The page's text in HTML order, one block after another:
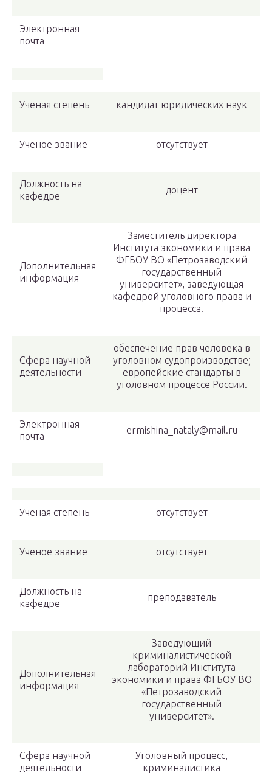
Электронная
почта
Ученая степень кандидат юридических наук
Ученое звание отсутствует
Должность на
кафедре
доцент
Дополнительная
информация
Заместитель директора
Института экономики и права
ФГБОУ ВО «Петрозаводский
государственный
университет», заведующая
кафедрой уголовного права и
процесса.
Сфера научной
деятельности
обеспечение прав человека в
уголовном судопроизводстве;
европейские стандарты в
уголовном процессе России.
Электронная
почта
ermishina_nataly@mail.ru
Ученая степень отсутствует
Ученое звание отсутствует
Должность на
кафедре
преподаватель
Дополнительная
информация
Заведующий
криминалистической
лабораторий Института
экономики и права ФГБОУ ВО
«Петрозаводский
государственный
университет».
Сфера научной
деятельности
Уголовный процесс,
криминалистика